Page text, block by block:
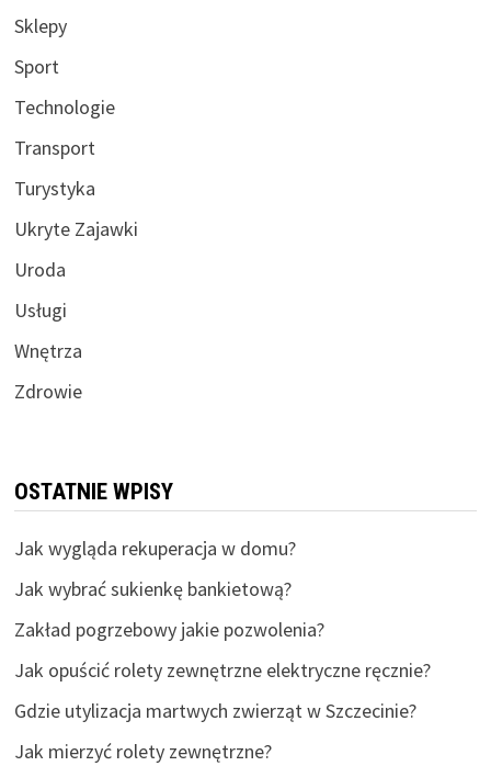
Sklepy
Sport
Technologie
Transport
Turystyka
Ukryte Zajawki
Uroda
Usługi
Wnętrza
Zdrowie
OSTATNIE WPISY
Jak wygląda rekuperacja w domu?
Jak wybrać sukienkę bankietową?
Zakład pogrzebowy jakie pozwolenia?
Jak opuścić rolety zewnętrzne elektryczne ręcznie?
Gdzie utylizacja martwych zwierząt w Szczecinie?
Jak mierzyć rolety zewnętrzne?